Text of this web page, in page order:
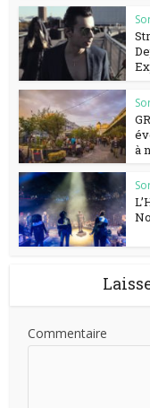
à
Commentaire